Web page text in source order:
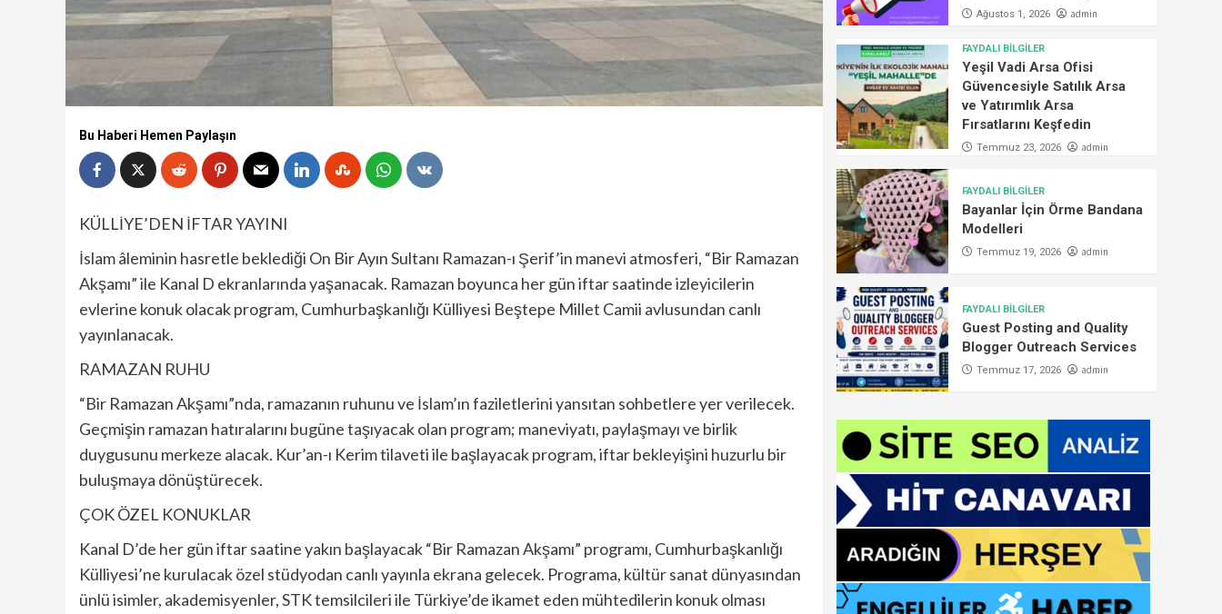
Bu Haberi Hemen Paylaşın
KÜLLİYE’DEN İFTAR YAYINI
İslam âleminin hasretle beklediği On Bir Ayın Sultanı Ramazan-ı Şerif’in manevi atmosferi, “Bir Ramazan
Akşamı” ile Kanal D ekranlarında yaşanacak. Ramazan boyunca her gün iftar saatinde izleyicilerin
evlerine konuk olacak program, Cumhurbaşkanlığı Külliyesi Beştepe Millet Camii avlusundan canlı
yayınlanacak.
RAMAZAN RUHU
“Bir Ramazan Akşamı”nda, ramazanın ruhunu ve İslam’ın faziletlerini yansıtan sohbetlere yer verilecek.
Geçmişin ramazan hatıralarını bugüne taşıyacak olan program; maneviyatı, paylaşmayı ve birlik
duygusunu merkeze alacak. Kur’an-ı Kerim tilaveti ile başlayacak program, iftar bekleyişini huzurlu bir
buluşmaya dönüştürecek.
ÇOK ÖZEL KONUKLAR
Kanal D’de her gün iftar saatine yakın başlayacak “Bir Ramazan Akşamı” programı, Cumhurbaşkanlığı
Külliyesi’ne kurulacak özel stüdyodan canlı yayınla ekrana gelecek. Programa, kültür sanat dünyasından
ünlü isimler, akademisyenler, STK temsilcileri ile Türkiye’de ikamet eden mühtedilerin konuk olması
Ağustos 1, 2026 admin
FAYDALI BİLGİLER
Yeşil Vadi Arsa Ofisi
Güvencesiyle Satılık Arsa
ve Yatırımlık Arsa
Fırsatlarını Keşfedin
Temmuz 23, 2026 admin
FAYDALI BİLGİLER
Bayanlar İçin Örme Bandana
Modelleri
Temmuz 19, 2026 admin
FAYDALI BİLGİLER
Guest Posting and Quality
Blogger Outreach Services
Temmuz 17, 2026 admin